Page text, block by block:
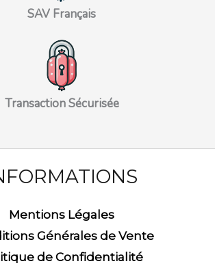
SAV Français
Transaction Sécurisée
Mentions Légales
Générales de Vente
de Confidentialité